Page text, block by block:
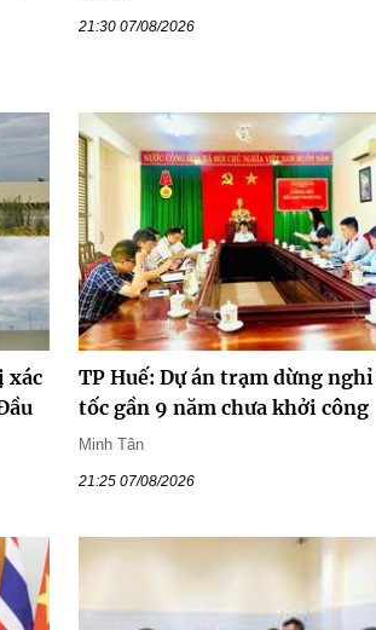
21:30 07/08/2026
xác
TP Huế: Dự án trạm dừng nghỉ
tốc gần 9 năm chưa khởi công
Minh Tân
21:25 07/08/2026